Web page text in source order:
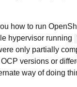
how to run
hypervisor running
only partially
versions or
way of doing